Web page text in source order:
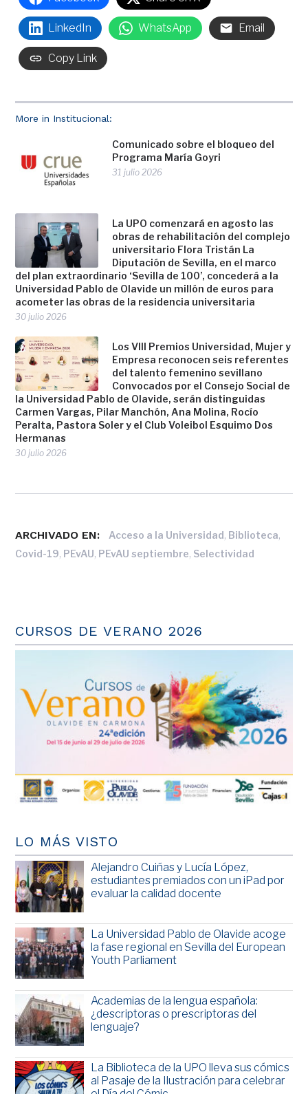
More in Institucional:
Comunicado sobre el bloqueo del
Programa María Goyri
31 julio 2026
La UPO comenzará en agosto las
obras de rehabilitación del complejo
universitario Flora Tristán La
Diputación de Sevilla, en el marco
del plan extraordinario ‘Sevilla de 100’, concederá a la
Universidad Pablo de Olavide un millón de euros para
acometer las obras de la residencia universitaria
30 julio 2026
Los VIII Premios Universidad, Mujer y
Empresa reconocen seis referentes
del talento femenino sevillano
Convocados por el Consejo Social de
la Universidad Pablo de Olavide, serán distinguidas
Carmen Vargas, Pilar Manchón, Ana Molina, Rocío
Peralta, Pastora Soler y el Club Voleibol Esquimo Dos
Hermanas
30 julio 2026
LinkedIn WhatsApp Email
Copy Link
ARCHIVADO EN: Acceso a la Universidad, Biblioteca,
Covid-19, PEvAU, PEvAU septiembre, Selectividad
CURSOS DE VERANO 2026
LO MÁS VISTO
Alejandro Cuiñas y Lucía López,
estudiantes premiados con un iPad por
evaluar la calidad docente
La Universidad Pablo de Olavide acoge
la fase regional en Sevilla del European
Youth Parliament
Academias de la lengua española:
¿descriptoras o prescriptoras del
lenguaje?
La Biblioteca de la UPO lleva sus cómics
al Pasaje de la Ilustración para celebrar